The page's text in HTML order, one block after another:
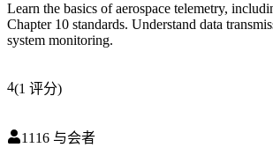
Learn the basics of aerospace telemetry,
Chapter 10 standards. Understand data
system monitoring.
4(1 评分)
1116 与会者